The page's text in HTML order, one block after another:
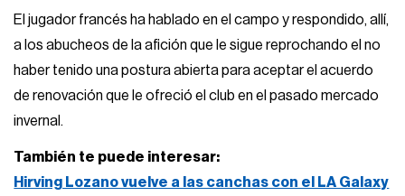
El jugador francés ha hablado en el campo y respondido, allí,
a los abucheos de la afición que le sigue reprochando el no
haber tenido una postura abierta para aceptar el acuerdo
de renovación que le ofreció el club en el pasado mercado
invernal.
También te puede interesar:
Hirving Lozano vuelve a las canchas con el LA Galaxy